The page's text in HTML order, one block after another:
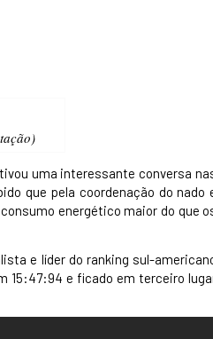
uma interessante conversa
que pela coordenação do nado
energético maior do que
e líder do ranking sul-
15:47:94 e ficado em terceiro